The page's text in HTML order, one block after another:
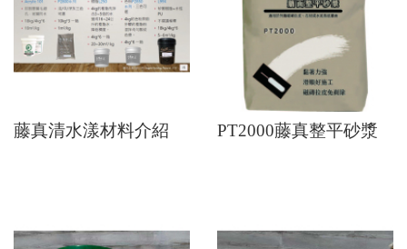
藤真清水漾材料介紹 PT2000藤真整平砂漿